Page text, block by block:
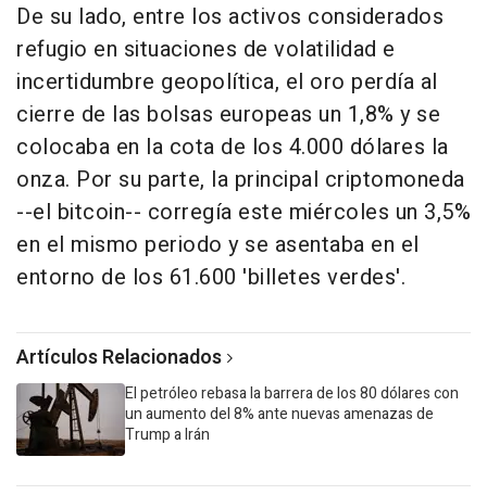
De su lado, entre los activos considerados
refugio en situaciones de volatilidad e
incertidumbre geopolítica, el oro perdía al
cierre de las bolsas europeas un 1,8% y se
colocaba en la cota de los 4.000 dólares la
onza. Por su parte, la principal criptomoneda
--el bitcoin-- corregía este miércoles un 3,5%
en el mismo periodo y se asentaba en el
entorno de los 61.600 'billetes verdes'.
Artículos Relacionados
El petróleo rebasa la barrera de los 80 dólares con
un aumento del 8% ante nuevas amenazas de
Trump a Irán